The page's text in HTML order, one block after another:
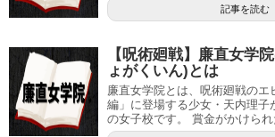
記事を読む
【呪術廻戦】廉直女学
ょがくいん)とは
廉直女学院とは、呪術廻戦のエ
編」に登場する少女・天内理子
の女子校です。 賞金がかけら